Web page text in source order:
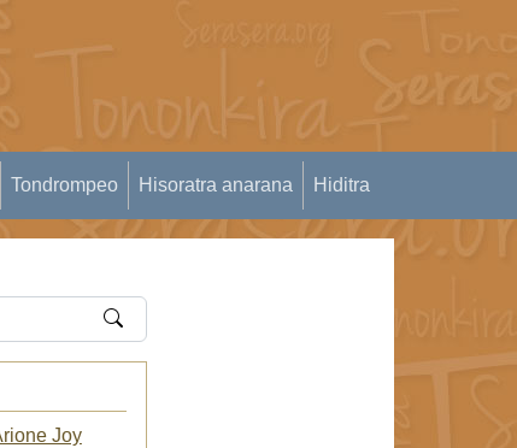
Tondrompeo Hisoratra anarana Hiditra
Joy